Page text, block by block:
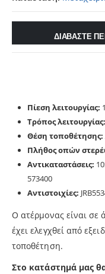
ΔΙΑΒΑΣΤΕ
Πίεση λειτουργίας:
Τρόπος λειτουργίας:
Θέση τοποθέτησης:
Πλήθος οπών
Αντικαταστάσεις:
573400
Αντιστοιχίες:
Ο ατέρμονας είναι σε
έχει ελεγχθεί από
τοποθέτηση.
Στο κατάστημά μας